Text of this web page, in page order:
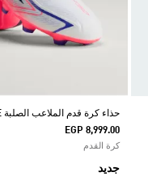
حذاء كرة قدم الملاعب الصلبة F50 HYPERFAST LEAGUE
EGP 8,999.00
كرة القدم
جديد